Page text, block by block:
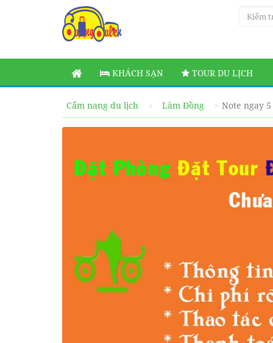
KHÁCH SẠN TOUR DU LỊCH
Cẩm nang du lịch Lâm Đồng Note ngay